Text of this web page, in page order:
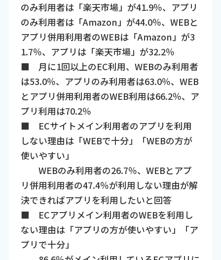
のみ利用者は「楽天市場」が41.9％、アプリ
のみ利用者は「Amazon」が44.0％、WEBと
アプリ併用利用者のWEBは「Amazon」が3
1.7％、アプリは「楽天市場」が32.2％
■ 月に1回以上のEC利用、WEBのみ利用者
は53.0％、アプリのみ利用者は63.0％、WEB
とアプリ併用利用者のWEB利用は66.2％、ア
プリ利用は70.2％
■ ECサイトメイン利用者のアプリを利用
しない理由は「WEBで十分」「WEBの方が
使いやすい」
WEBのみ利用者の26.7％、WEBとアプ
リ併用利用者の47.4％が利用しない理由が解
決できればアプリを利用したいと回答
■ ECアプリメイン利用者のWEBを利用し
ない理由は「アプリの方が使いやすい」「ア
プリで十分」